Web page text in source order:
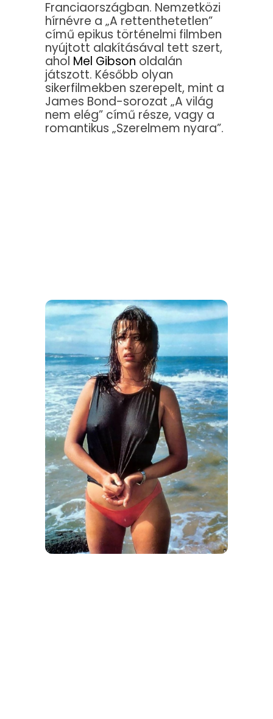
Franciaországban. Nemzetközi
hírnévre a „A rettenthetetlen”
című epikus történelmi filmben
nyújtott alakításával tett szert,
ahol Mel Gibson oldalán
játszott. Később olyan
sikerfilmekben szerepelt, mint a
James Bond-sorozat „A világ
nem elég” című része, vagy a
romantikus „Szerelmem nyara”.